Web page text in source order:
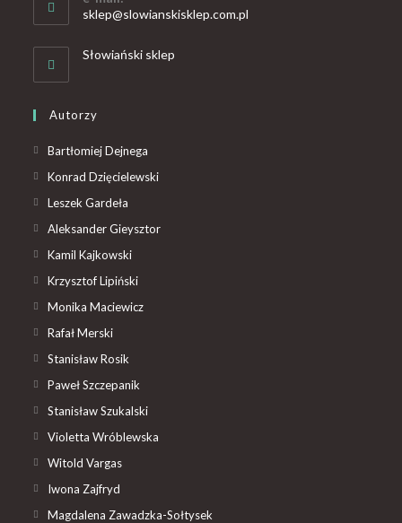
sklep@slowianskisklep.com.pl
Słowiański sklep
Autorzy
Bartłomiej Dejnega
Konrad Dzięcielewski
Leszek Gardeła
Aleksander Gieysztor
Kamil Kajkowski
Krzysztof Lipiński
Monika Maciewicz
Rafał Merski
Stanisław Rosik
Paweł Szczepanik
Stanisław Szukalski
Violetta Wróblewska
Witold Vargas
Iwona Zajfryd
Magdalena Zawadzka-Sołtysek